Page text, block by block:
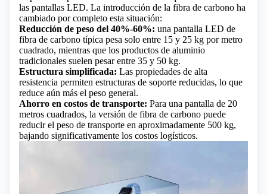
las pantallas LED. La introducción de la fibra de carbono ha
cambiado por completo esta situación:
Reducción de peso del 40%-60%: una pantalla LED de
fibra de carbono típica pesa solo entre 15 y 25 kg por metro
cuadrado, mientras que los productos de aluminio
tradicionales suelen pesar entre 35 y 50 kg.
Estructura simplificada: Las propiedades de alta
resistencia permiten estructuras de soporte reducidas, lo que
reduce aún más el peso general.
Ahorro en costos de transporte: Para una pantalla de 20
metros cuadrados, la versión de fibra de carbono puede
reducir el peso de transporte en aproximadamente 500 kg,
bajando significativamente los costos logísticos.